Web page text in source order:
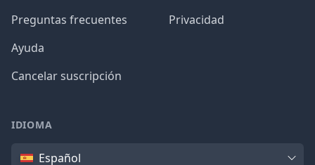
Preguntas frecuentes
Ayuda
Cancelar suscripción
Privacidad
IDIOMA
IdiomaEspañol